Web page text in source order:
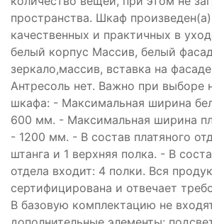
пространства. Шкаф
качественных и практичных в
белый корпус Массив, белый
зеркало,массив, вставка на
Антресоль нет. Важно при выборе
шкафа: - Максимальная ширина
600 мм. - Максимальная ширина
- 1200 мм. - В состав платяного
штанга и 1 верхняя полка. - В
отдела входит: 4 полки. Вся
сертифицирована и отвечает
В базовую комплектацию не